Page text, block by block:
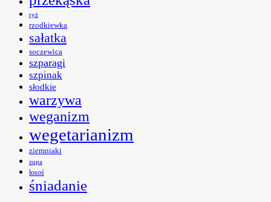
ryż
rzodkiewka
sałatka
soczewica
szparagi
szpinak
słodkie
warzywa
weganizm
wegetarianizm
ziemniaki
zupa
łosoś
śniadanie